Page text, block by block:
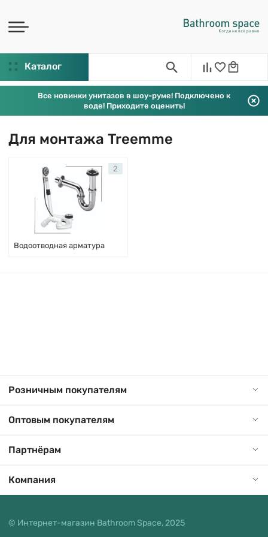
Каталог
Все новинки унитазов в шоу-руме! Подключено к
воде! Приходите оценить!
Для монтажа Treemme
Водоотводная арматура
2
Розничным покупателям
Оптовым покупателям
Партнёрам
Компания
© Интернет-магазин Bathroom Space, 2025